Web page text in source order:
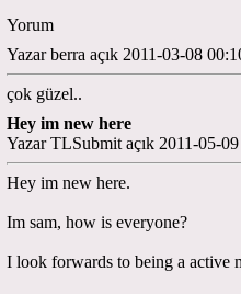
Yorum
Yazar berra açık 2011-03-08
çok güzel..
Hey im new here
Yazar TLSubmit açık 2011-05-
Hey im new here.
Im sam, how is everyone?
I look forwards to being a active